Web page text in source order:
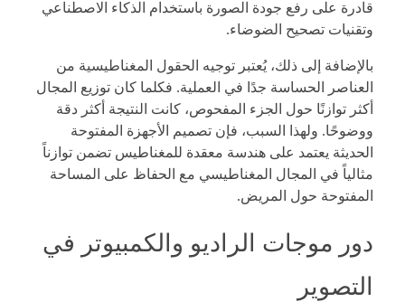
قادرة على رفع جودة الصورة باستخدام الذكاء الاصطناعي
وتقنيات تصحيح الضوضاء.
بالإضافة إلى ذلك، يُعتبر توجيه الحقول المغناطيسية من
العناصر الحساسة جدًا في العملية. فكلما كان توزيع المجال
أكثر توازنًا حول الجزء المفحوص، كانت النتيجة أكثر دقة
ووضوحًا. ولهذا السبب، فإن تصميم الأجهزة المفتوحة
الحديثة يعتمد على هندسة معقدة للمغناطيس تضمن توازناً
مثالياً في المجال المغناطيسي مع الحفاظ على المساحة
المفتوحة حول المريض.
دور موجات الراديو والكمبيوتر في
التصوير